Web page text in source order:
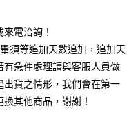
永豐商業銀行
國信託商業銀行
東國際商業銀行
豐商業銀行
展（台灣）商業銀行
泰商業銀行
東國際商業銀行
豐商業銀行
展（台灣）商業銀行
國信託商業銀行
電洽詢！
須等追加天數追加，追加天
急件處理請與客服人員做
貨之情形，我們會在第一
其他商品，謝謝！